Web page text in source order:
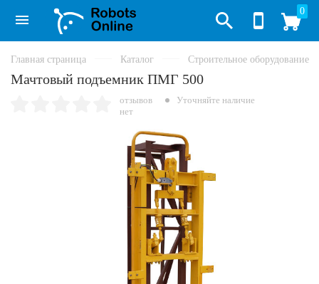
0
Главная страница Каталог Строительное оборудование
Мачтовый подъемник ПМГ 500
отзывов
нет
Уточняйте наличие